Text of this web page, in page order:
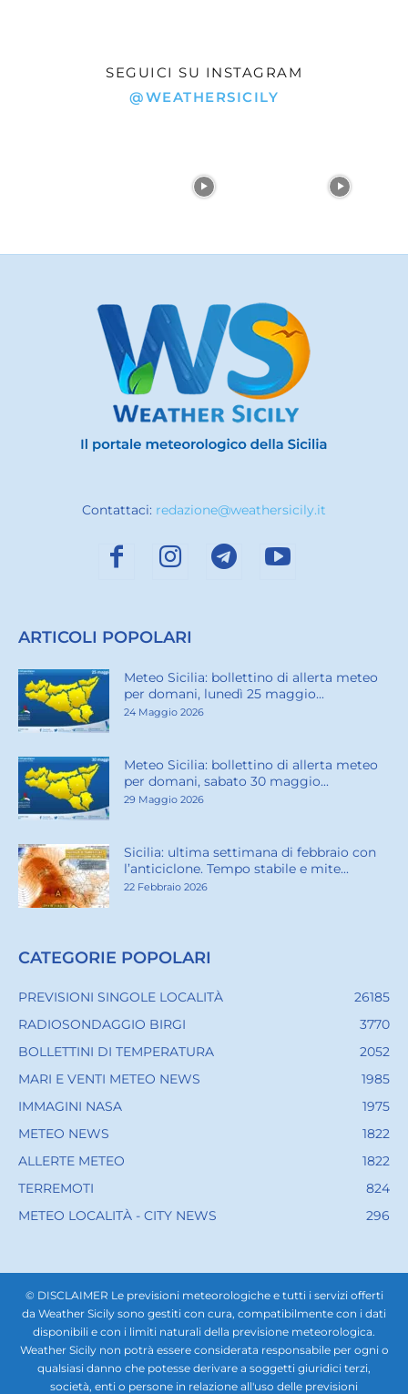
SEGUICI SU INSTAGRAM
@WEATHERSICILY
Contattaci: redazione@weathersicily.it
ARTICOLI POPOLARI
Meteo Sicilia: bollettino di allerta meteo
per domani, lunedì 25 maggio...
24 Maggio 2026
Meteo Sicilia: bollettino di allerta meteo
per domani, sabato 30 maggio...
29 Maggio 2026
Sicilia: ultima settimana di febbraio con
l’anticiclone. Tempo stabile e mite...
22 Febbraio 2026
CATEGORIE POPOLARI
PREVISIONI SINGOLE LOCALITÀ
26185
RADIOSONDAGGIO BIRGI
3770
BOLLETTINI DI TEMPERATURA
2052
MARI E VENTI METEO NEWS
1985
IMMAGINI NASA
1975
METEO NEWS
1822
ALLERTE METEO
1822
TERREMOTI
824
METEO LOCALITÀ - CITY NEWS
296
© DISCLAIMER Le previsioni meteorologiche e tutti i servizi offerti
da Weather Sicily sono gestiti con cura, compatibilmente con i dati
disponibili e con i limiti naturali della previsione meteorologica.
Weather Sicily non potrà essere considerata responsabile per ogni o
qualsiasi danno che potesse derivare a soggetti giuridici terzi,
società, enti o persone in relazione all'uso delle previsioni